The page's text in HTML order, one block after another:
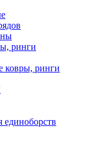
ринги
ковры, ринги
единоборств